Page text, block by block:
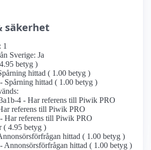
säkerhet
1
Sverige: Ja
betyg )
hittad ( 1.00 betyg )
Spårning hittad ( 1.00 betyg )
4 - Har referens till Piwik PRO
referens till Piwik PRO
Har referens till Piwik PRO
( 4.95 betyg )
hittad ( 1.00 betyg )
Annonsörs­förfrågan hittad ( 1.00 betyg )